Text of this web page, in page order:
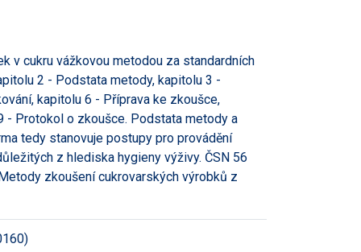
v cukru vážkovou metodou za standardních
2 - Podstata metody, kapitolu 3 -
kapitolu 6 - Příprava ke zkoušce,
- Protokol o zkoušce. Podstata metody a
tedy stanovuje postupy pro provádění
z hlediska hygieny výživy. ČSN 56
zkoušení cukrovarských výrobků z